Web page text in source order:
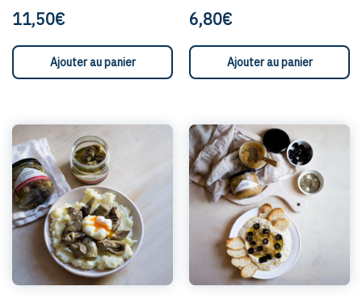
11,50€
Ajouter au panier
6,80€
Ajouter au panier